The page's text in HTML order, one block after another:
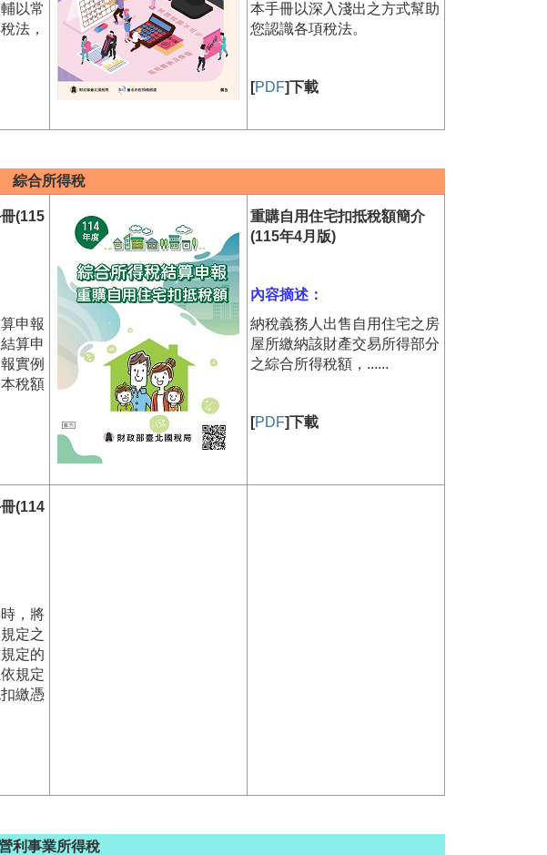
以常
法，
本手冊以深入淺出之方式幫助
您認識各項稅法。
[PDF]下載
綜合所得稅
(115
申報
算申
實例
稅額
重購自用住宅扣抵稅額簡介
(115年4月版)
內容摘述：
納稅義務人出售自用住宅之房
屋所繳納該財產交易所得部分
之綜合所得稅額，......
[PDF]下載
(114
，將
定之
定的
規定
繳憑
利事業所得稅